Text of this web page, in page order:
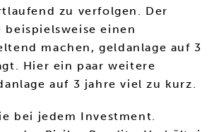
zu verfolgen. Der
einen
machen, geldanlage auf 3
Hier ein paar weitere
auf 3 jahre viel zu kurz.
bei jedem Investment.